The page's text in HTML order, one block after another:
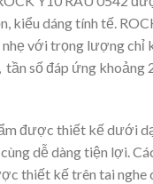
kiểu dáng tính tế.
với trọng lượng chỉ
số đáp ứng khoảng
được thiết kế dưới
dễ dàng tiện lợi.
thiết kế trên tai nghe